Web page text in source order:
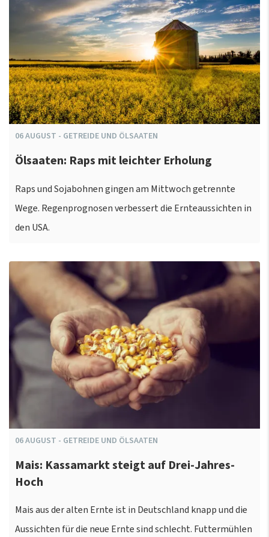
06AUGUST - GETREIDE UND ÖLSAATEN
Ölsaaten: Raps mit leichter Erholung
Raps und Sojabohnen gingen am Mittwoch getrennte
Wege. Regenprognosen verbessert die Ernteaussichten in
den USA.
06AUGUST - GETREIDE UND ÖLSAATEN
Mais: Kassamarkt steigt auf Drei-Jahres-
Hoch
Mais aus der alten Ernte ist in Deutschland knapp und die
Aussichten für die neue Ernte sind schlecht. Futtermühlen